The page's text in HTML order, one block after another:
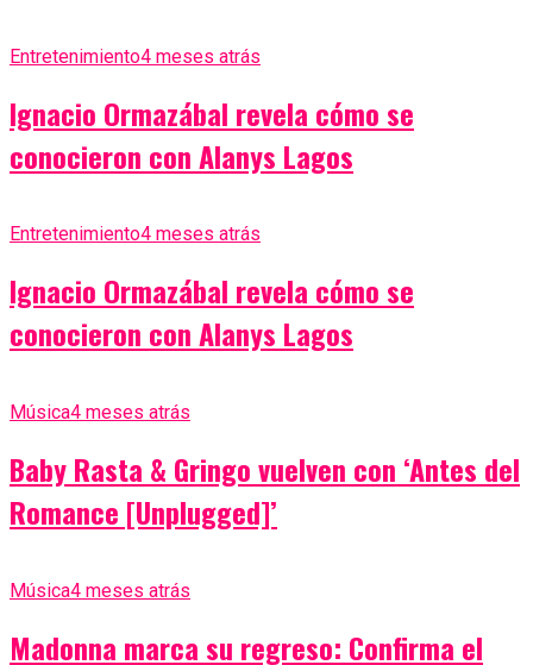
Entretenimiento4 meses atrás
Ignacio Ormazábal revela cómo se
conocieron con Alanys Lagos
Entretenimiento4 meses atrás
Ignacio Ormazábal revela cómo se
conocieron con Alanys Lagos
Música4 meses atrás
Baby Rasta & Gringo vuelven con ‘Antes del
Romance [Unplugged]’
Música4 meses atrás
Madonna marca su regreso: Confirma el